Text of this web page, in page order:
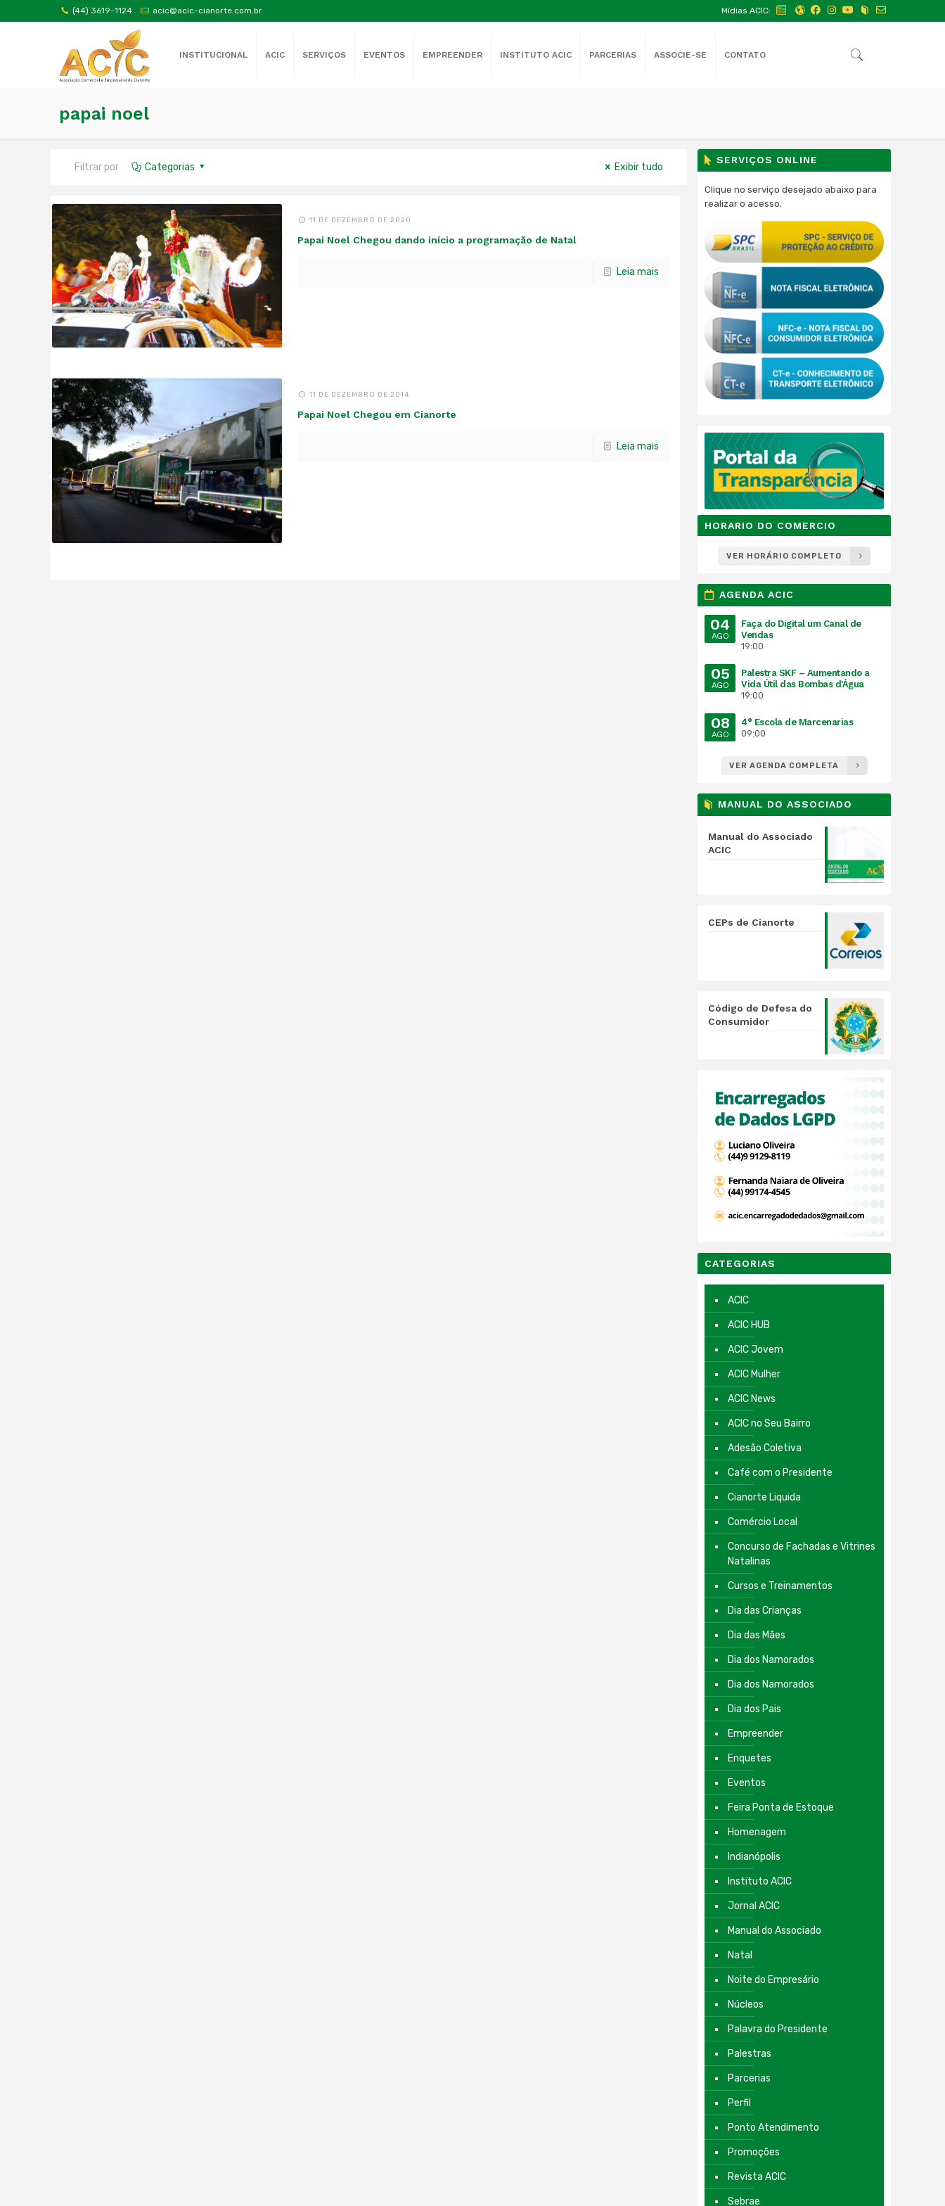
(44) 3619-1124 acic@acic-cianorte.com.br Mídias ACIC:
INSTITUCIONAL ACIC SERVIÇOS EVENTOS EMPREENDER INSTITUTO ACIC PARCERIAS ASSOCIE-SE CONTATO
papai noel
Filtrar por Categorias Exibir tudo
11 DE DEZEMBRO DE 2020
Papai Noel Chegou dando início a programação de Natal
Leia mais
11 DE DEZEMBRO DE 2014
Papai Noel Chegou em Cianorte
Leia mais
SERVIÇOS ONLINE
Clique no serviço desejado abaixo para
realizar o acesso.
HORARIO DO COMERCIO
VER HORÁRIO COMPLETO
AGENDA ACIC
04
AGO
Faça do Digital um Canal de
Vendas
19:00
05
AGO
Palestra SKF – Aumentando a
Vida Útil das Bombas d'Água
19:00
08
AGO
4° Escola de Marcenarias
09:00
VER AGENDA COMPLETA
MANUAL DO ASSOCIADO
Manual do Associado
ACIC
CEPs de Cianorte
Código de Defesa do
Consumidor
CATEGORIAS
ACIC
ACIC HUB
ACIC Jovem
ACIC Mulher
ACIC News
ACIC no Seu Bairro
Adesão Coletiva
Café com o Presidente
Cianorte Liquida
Comércio Local
Concurso de Fachadas e Vitrines
Natalinas
Cursos e Treinamentos
Dia das Crianças
Dia das Mães
Dia dos Namorados
Dia dos Namorados
Dia dos Pais
Empreender
Enquetes
Eventos
Feira Ponta de Estoque
Homenagem
Indianópolis
Instituto ACIC
Jornal ACIC
Manual do Associado
Natal
Noite do Empresário
Núcleos
Palavra do Presidente
Palestras
Parcerias
Perfil
Ponto Atendimento
Promoções
Revista ACIC
Sebrae